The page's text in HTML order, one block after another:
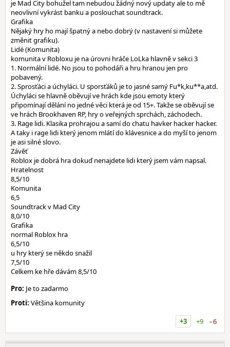
je Mad City bohužel tam nebudou žádný nový updaty ale to mě
neovlivní vykrást banku a poslouchat soundtrack.
Grafika
Nějaký hry ho mají špatný a nebo dobrý (v nastavení si můžete
změnit grafiku).
Lidé (Komunita)
komunita v Robloxu je na úrovni hráče LoLka hlavně v sekci 3
1. Normální lidé. No jsou to pohodáři a hru hranou jen pro
pobavený.
2. Sprosťáci a úchyláci. U sporsťáků je to jasné samý Fu*k,ku**a,atd.
Úchyláci se hlavně oběvují ve hrách kde jsou emoty který
připomínají dělání no jedné věci která je od 15+. Takže se oběvují se
ve hrách Brookhaven RP, hry o veřejných sprchách, záchodech.
3. Rage lidi. Klasika prohrajou a samí do chatu havker hacker hacker.
A taky i rage lidi který jenom mlátí do klávesnice a do myší to jenom
je asi silné slovo.
Závěť
Roblox je dobrá hra dokuď nenajdete lidi který jsem vám napsal.
Hratelnost
8,5/10
Komunita
6,5
Soundtrack v Mad City
8,0/10
Grafika
normal Roblox hra
6,5/10
u hry který se někdo snažil
7,5/10
Celkem ke hře dávám 8,5/10
Pro: Je to zadarmo
Proti: Většina komunity
+3
+9 −6